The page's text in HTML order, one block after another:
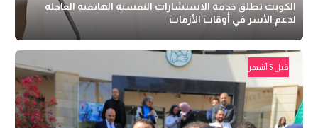
الكويت تطلق خدمة الاستشارات النفسية الهاتفية العاجلة
لدعم الأسر في أوقات الأزمات
قبل 5 أشهر